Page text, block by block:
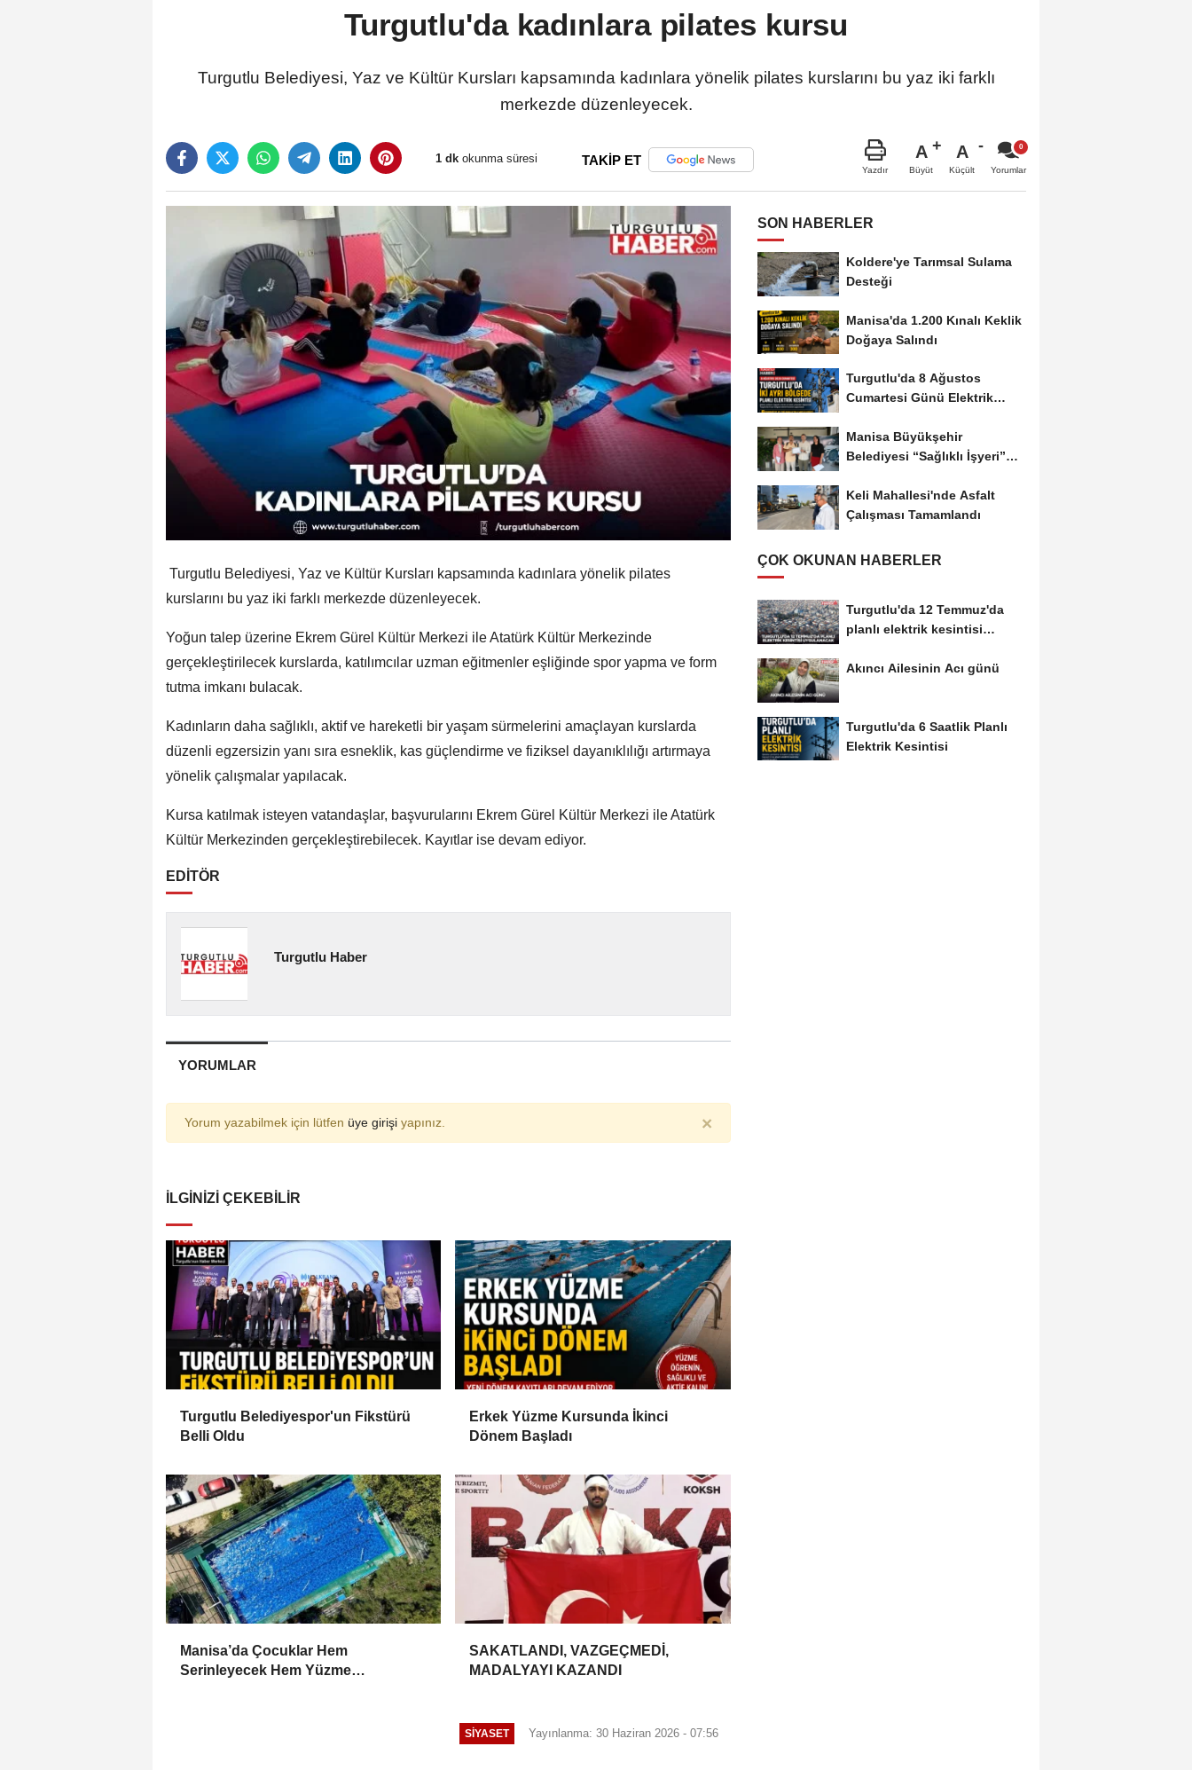
Turgutlu'da kadınlara pilates kursu
Turgutlu Belediyesi, Yaz ve Kültür Kursları kapsamında kadınlara yönelik pilates kurslarını bu yaz iki farklı
merkezde düzenleyecek.
1 dk okunma süresi TAKİP ET
Yazdır
A
Büyüt
A
Küçült Yorumlar
Turgutlu Belediyesi, Yaz ve Kültür Kursları kapsamında kadınlara yönelik pilates
kurslarını bu yaz iki farklı merkezde düzenleyecek.
Yoğun talep üzerine Ekrem Gürel Kültür Merkezi ile Atatürk Kültür Merkezinde
gerçekleştirilecek kurslarda, katılımcılar uzman eğitmenler eşliğinde spor yapma ve form
tutma imkanı bulacak.
Kadınların daha sağlıklı, aktif ve hareketli bir yaşam sürmelerini amaçlayan kurslarda
düzenli egzersizin yanı sıra esneklik, kas güçlendirme ve fiziksel dayanıklılığı artırmaya
yönelik çalışmalar yapılacak.
Kursa katılmak isteyen vatandaşlar, başvurularını Ekrem Gürel Kültür Merkezi ile Atatürk
Kültür Merkezinden gerçekleştirebilecek. Kayıtlar ise devam ediyor.
EDİTÖR
Turgutlu Haber
YORUMLAR
Yorum yazabilmek için lütfen üye girişi yapınız. ×
İLGINIZI ÇEKEBILIR
Turgutlu Belediyespor'un Fikstürü
Belli Oldu
Erkek Yüzme Kursunda İkinci
Dönem Başladı
Manisa’da Çocuklar Hem
Serinleyecek Hem Yüzme
SAKATLANDI, VAZGEÇMEDİ,
MADALYAYI KAZANDI
SON HABERLER
Koldere'ye Tarımsal Sulama
Desteği
Manisa'da 1.200 Kınalı Keklik
Doğaya Salındı
Turgutlu'da 8 Ağustos
Cumartesi Günü Elektrik
Manisa Büyükşehir
Belediyesi “Sağlıklı İşyeri”
Keli Mahallesi'nde Asfalt
Çalışması Tamamlandı
ÇOK OKUNAN HABERLER
Turgutlu'da 12 Temmuz'da
planlı elektrik kesintisi
Akıncı Ailesinin Acı günü
Turgutlu'da 6 Saatlik Planlı
Elektrik Kesintisi
SİYASET Yayınlanma: 30 Haziran 2026 - 07:56